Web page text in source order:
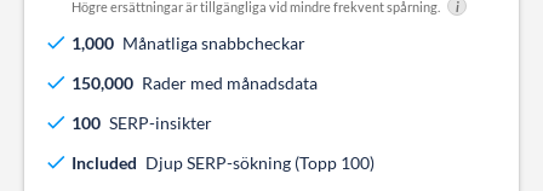
Högre ersättningar är tillgängliga vid mindre frekvent spårning. i
1,000 Månatliga snabbcheckar
150,000 Rader med månadsdata
100 SERP-insikter
Included Djup SERP-sökning (Topp 100)